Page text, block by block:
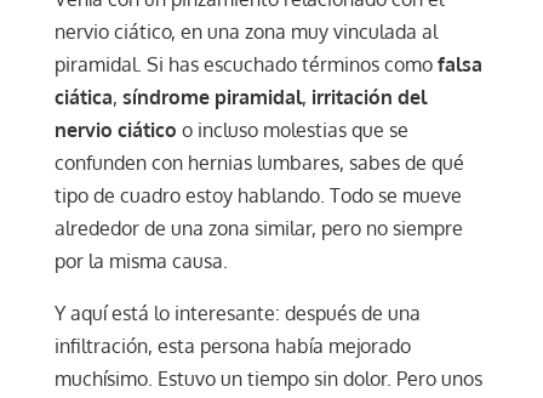
nervio ciático, en una zona muy vinculada al
piramidal. Si has escuchado términos como falsa
ciática, síndrome piramidal, irritación del
nervio ciático o incluso molestias que se
confunden con hernias lumbares, sabes de qué
tipo de cuadro estoy hablando. Todo se mueve
alrededor de una zona similar, pero no siempre
por la misma causa.
Y aquí está lo interesante: después de una
infiltración, esta persona había mejorado
muchísimo. Estuvo un tiempo sin dolor. Pero unos